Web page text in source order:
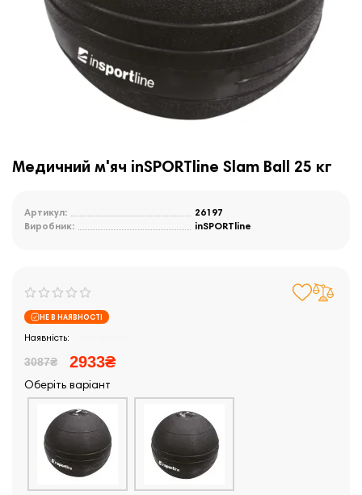
Медичний м'яч inSPORTline Slam Ball 25 кг
Артикул:
26197
Виробник:
inSPORTline
НЕ В НАЯВНОСТІ
3087₴ 2933₴
Оберіть варіант